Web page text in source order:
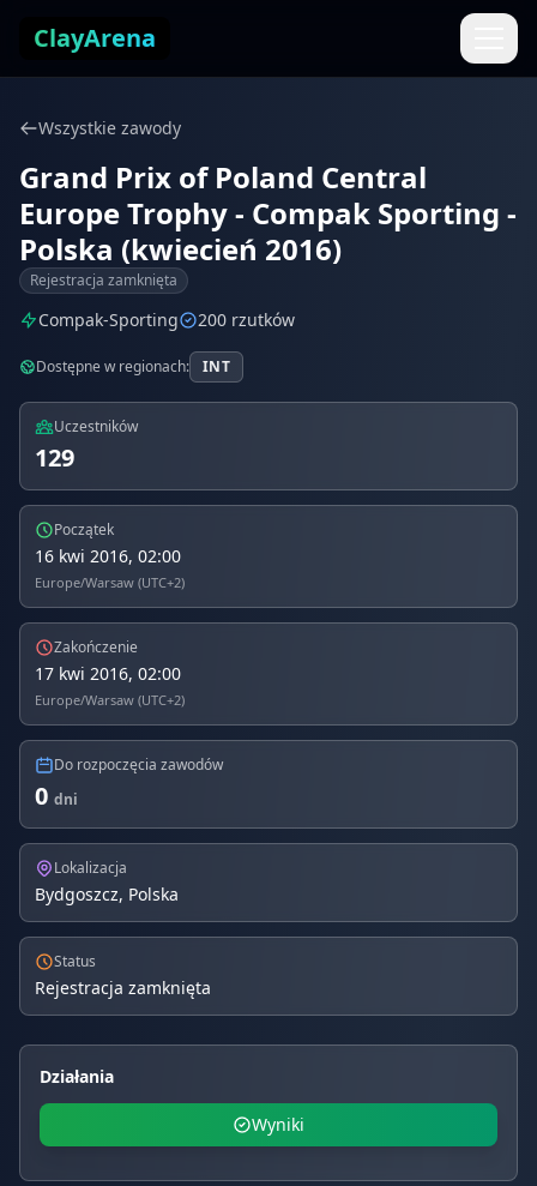
ClayArena
Wszystkie zawody
Grand Prix of Poland Central
Europe Trophy - Compak Sporting -
Polska (kwiecień 2016)
Rejestracja zamknięta
Compak-Sporting 200 rzutków
Dostępne w regionach: INT
Uczestników
129
Początek
16 kwi 2016, 02:00
Europe/Warsaw (UTC+2)
Zakończenie
17 kwi 2016, 02:00
Europe/Warsaw (UTC+2)
Do rozpoczęcia zawodów
0 dni
Lokalizacja
Bydgoszcz, Polska
Status
Rejestracja zamknięta
Działania
Wyniki